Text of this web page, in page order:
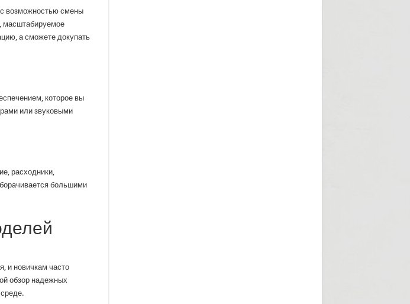
с возможностью смены
масштабируемое
а сможете докупать
которое вы
или звуковыми
расходники,
большими
и новичкам часто
обзор надежных